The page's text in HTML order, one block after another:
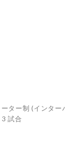
ター制 (インター
試合